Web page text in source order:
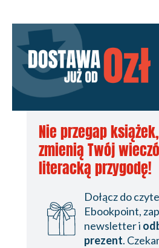
Nie przegap
zmienią Twój
literacką przygodę!
Dołącz do
Ebookpoint,
newsletter i
prezent.